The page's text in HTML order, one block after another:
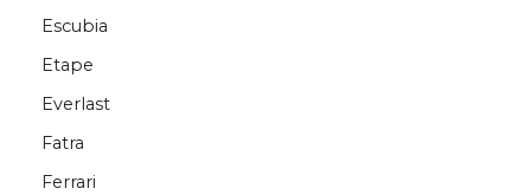
Escubia
Etape
Everlast
Fatra
Ferrari